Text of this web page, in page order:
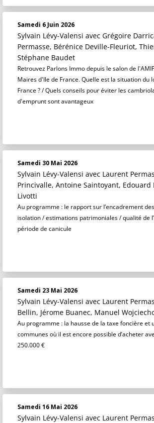
Samedi 6 Juin 2026
Sylvain Lévy-Valensi avec Grégoire
Permasse, Bérénice Deville-Fleuriot,
Stéphane Baudet
Retrouvez Parlons Immo depuis le salon de
Maires d'Ile de France. Quelle est la situation du
France ? / Quels conseils pour éviter les
d'emprunt sont avantageux
Samedi 30 Mai 2026
Sylvain Lévy-Valensi avec Laurent
Princivalle, Antoine Saintoyant,
Livotti
Au programme : le rapport sur l’encadrement
isolation / estimations patrimoniales / qualité de
période de canicule
Samedi 23 Mai 2026
Sylvain Lévy-Valensi avec Laurent
Bellin, Jérome Buanec, Manuel
Au programme : la hausse de la taxe foncière et
communes où il est encore possible d’acheter
250.000 €
Samedi 16 Mai 2026
Sylvain Lévy-Valensi avec Laurent